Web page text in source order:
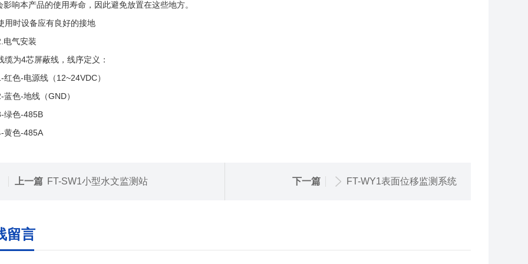
影响本产品的使用寿命，因此避免放置在这些地方。
用时设备应有良好的接地
电气安装
缆为4芯屏蔽线，线序定义：
红色-电源线（12~24VDC）
蓝色-地线（GND）
绿色-485B
黄色-485A
上一篇 FT-SW1小型水文监测站 下一篇 FT-WY1表面位移监测系统
留言